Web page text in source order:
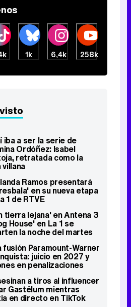
1k 6,4k 258k
iba a ser la serie de
Ordóñez: Isabel
retratada como la
villana
Ramos presentará
en su nueva etapa
1 de RTVE
tierra lejana' en Antena 3
House' en La 1 se
la noche del martes
fusión Paramount-Warner
juicio en 2027 y
en penalizaciones
a tiros al influencer
Gastélum mientras
en directo en TikTok